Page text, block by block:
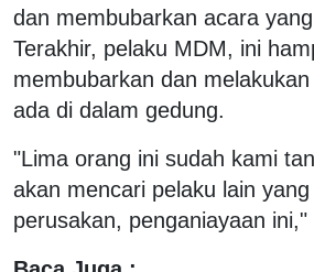
dan membubarkan acara
Terakhir, pelaku MDM, ini
membubarkan dan
ada di dalam gedung.
"Lima orang ini sudah kami
akan mencari pelaku lain
perusakan, penganiayaan ini,"